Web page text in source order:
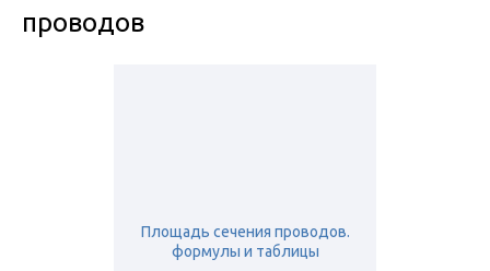
проводов
Площадь сечения проводов.
формулы и таблицы